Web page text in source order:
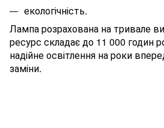
екологічність.
Лампа розрахована на тривале
ресурс складає до 11 000 годин
надійне освітлення на роки
заміни.